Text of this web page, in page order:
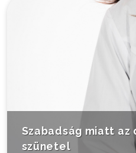
Szabadság miatt az
szünetel